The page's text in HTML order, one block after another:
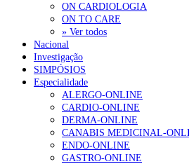
MAIS LIDAS
Enfermagem Forense. “Da
202 visualizações
Alguns milhares de utentes
175 visualizações
ON CARDIOLOGIA
ON TO CARE
» Ver todos
Nacional
Investigação
SIMPÓSIOS
Especialidade
ALERGO-ONLINE
CARDIO-ONLINE
DERMA-ONLINE
CANABIS MEDICINAL-
ENDO-ONLINE
GASTRO-ONLINE